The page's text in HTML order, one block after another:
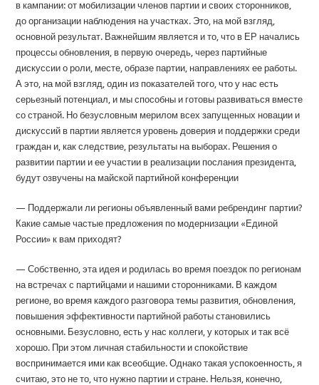
в кампании: от мобилизации членов партии и своих сторонников,
до организации наблюдения на участках. Это, на мой взгляд,
основной результат. Важнейшим является и то, что в ЕР начались
процессы обновления, в первую очередь, через партийные
дискуссии о роли, месте, образе партии, направлениях ее работы.
А это, на мой взгляд, один из показателей того, что у нас есть
серьезный потенциал, и мы способны и готовы развиваться вместе
со страной. Но безусловным мерилом всех запущенных новации и
дискуссий в партии является уровень доверия и поддержки среди
граждан и, как следствие, результаты на выборах. Решения о
развитии партии и ее участии в реализации послания президента,
будут озвучены на майской партийной конференции
— Поддержали ли регионы объявленный вами ребрендинг партии?
Какие самые частые предложения по модернизации «Единой
России» к вам приходят?
— Собственно, эта идея и родилась во время поездок по регионам
на встречах с партийцами и нашими сторонниками. В каждом
регионе, во время каждого разговора темы развития, обновления,
повышения эффективности партийной работы становились
основными. Безусловно, есть у нас коллеги, у которых и так всё
хорошо. При этом личная стабильности и спокойствие
воспринимается ими как всеобщие. Однако такая успокоенность, я
считаю, это не то, что нужно партии и стране. Нельзя, конечно,